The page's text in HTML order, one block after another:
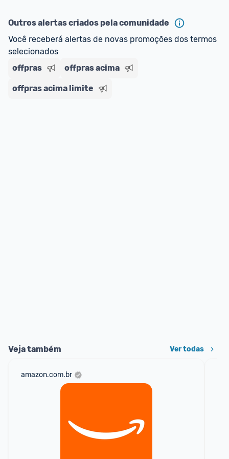
E lembre-se: você sempre pode contar ajuda da
comunidade para tirar dúvidas ou acionar os
nossos Admins marcando
comentário ou através do Fale com o Promobit.
Outros alertas criados pela comunidade
Você receberá alertas de novas promoções dos termos
selecionados
offpras
offpras acima
offpras acima limite
Veja também Ver todas
amazon.com.br